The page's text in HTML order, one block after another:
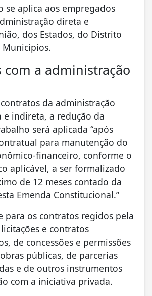
se aplica aos empregados
direta e
dos Estados, do Distrito
Municípios.
com a administração
da administração
e indireta, a redução da
será aplicada “após
para manutenção do
financeiro, conforme o
aplicável, a ser formalizado
de 12 meses contado da
Emenda Constitucional.”
para os contratos regidos pela
e contratos
de concessões e permissões
públicas, de parcerias
e de outros instrumentos
com a iniciativa privada.